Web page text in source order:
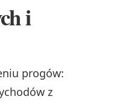
i
progów:
z